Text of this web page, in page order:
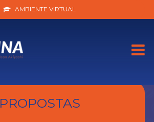
AMBIENTE VIRTUAL
PROPOSTAS